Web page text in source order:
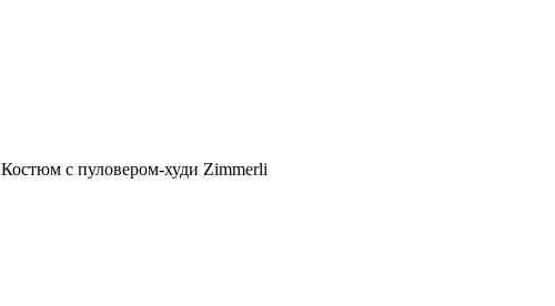
Костюм с пуловером-худи Zimmerli